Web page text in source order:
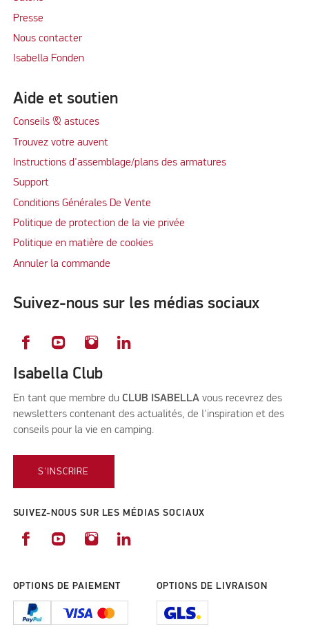
Presse
Nous contacter
Isabella Fonden
Aide et soutien
Conseils & astuces
Trouvez votre auvent
Instructions d'assemblage/plans des armatures
Support
Conditions Générales De Vente
Politique de protection de la vie privée
Politique en matière de cookies
Annuler la commande
Suivez-nous sur les médias sociaux
Isabella Club
En tant que membre du CLUB ISABELLA vous recevrez des
newsletters contenant des actualités, de l'inspiration et des
conseils pour la vie en camping.
S'INSCRIRE
SUIVEZ-NOUS SUR LES MÉDIAS SOCIAUX
OPTIONS DE PAIEMENT OPTIONS DE LIVRAISON